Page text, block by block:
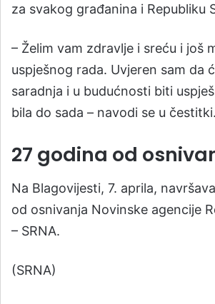
za svakog građanina i Republiku
– Želim vam zdravlje i sreću i još
uspješnog rada. Uvjeren sam da
saradnja i u budućnosti biti
bila do sada – navodi se u čestitki.
27 godina od
Na Blagovijesti, 7. aprila,
od osnivanja Novinske agencije
– SRNA.
(SRNA)